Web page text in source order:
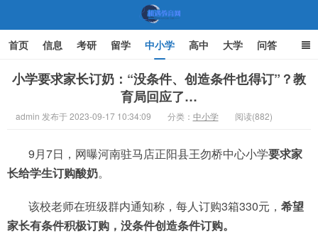
机遇教育网
首页 信息 考研 留学 中小学 高中 大学 问答
文化 家庭教育
小学要求家长订奶：“没条件、创造条件也得订”？教
育局回应了…
admin 发布于 2023-09-17 10:34:09 分类： 中小学 阅读(882)
9月7日，网曝河南驻马店正阳县王勿桥中心小学要求家
长给学生订购酸奶。
该校老师在班级群内通知称，每人订购3箱330元， 希望
家长有条件积极订购，没条件创造条件订购。